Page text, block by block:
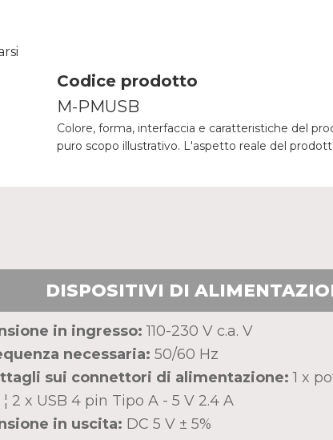
Codice prodotto
M-PMUSB
Colore, forma, interfaccia e caratteristiche del
puro scopo illustrativo. L'aspetto reale del
DISPOSITIVI DI
in ingresso: 110-230 V c.a. V
necessaria: 50/60 Hz
sui connettori di alimentazione: 1 x
¦ 2 x USB 4 pin Tipo A - 5 V 2.4 A
in uscita: DC 5 V ± 5%